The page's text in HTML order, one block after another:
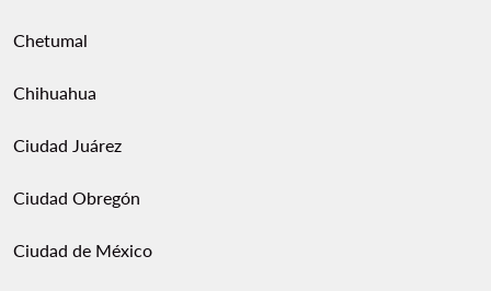
Chetumal
Chihuahua
Ciudad Juárez
Ciudad Obregón
Ciudad de México